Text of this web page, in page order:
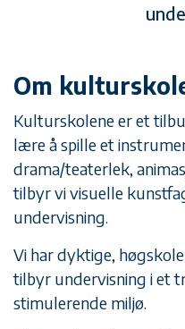
Om
Kulturskolene er et
lære å spille et
drama/teaterlek,
tilbyr vi visuelle
undervisning.
Vi har dyktige,
tilbyr undervisning i et
stimulerende miljø.